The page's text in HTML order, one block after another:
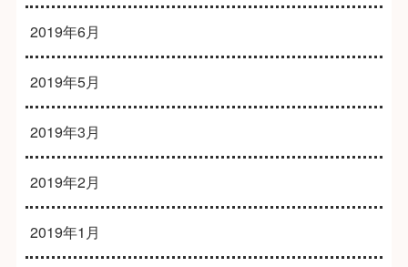
2019年6月
2019年5月
2019年3月
2019年2月
2019年1月